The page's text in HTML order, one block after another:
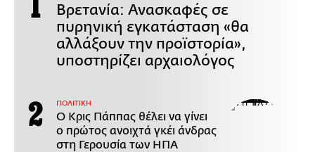
Βρετανία: Ανασκαφές σε
πυρηνική εγκατάσταση «θα
αλλάξουν την προϊστορία»,
υποστηρίζει αρχαιολόγος
ΠΟΛΙΤΙΚΗ
Ο Κρις Πάππας θέλει να γίνει
ο πρώτος ανοιχτά γκέι άνδρας
στη Γερουσία των ΗΠΑ